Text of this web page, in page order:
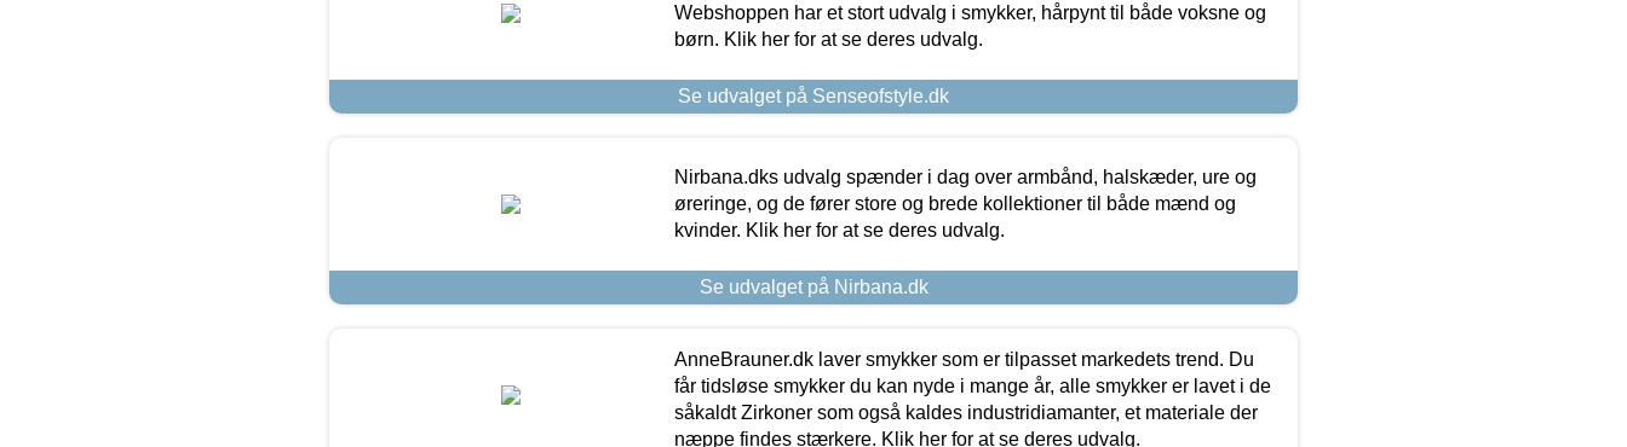
Webshoppen har et stort udvalg i smykker, hårpynt til både voksne og
børn. Klik her for at se deres udvalg.
Se udvalget på Senseofstyle.dk
Nirbana.dks udvalg spænder i dag over armbånd, halskæder, ure og
øreringe, og de fører store og brede kollektioner til både mænd og
kvinder. Klik her for at se deres udvalg.
Se udvalget på Nirbana.dk
AnneBrauner.dk laver smykker som er tilpasset markedets trend. Du
får tidsløse smykker du kan nyde i mange år, alle smykker er lavet i de
såkaldt Zirkoner som også kaldes industridiamanter, et materiale der
næppe findes stærkere. Klik her for at se deres udvalg.